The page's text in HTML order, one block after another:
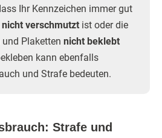
Ihr Kennzeichen immer gut
nicht verschmutzt ist oder die
Plaketten nicht beklebt
kann ebenfalls
und Strafe bedeuten.
Strafe und